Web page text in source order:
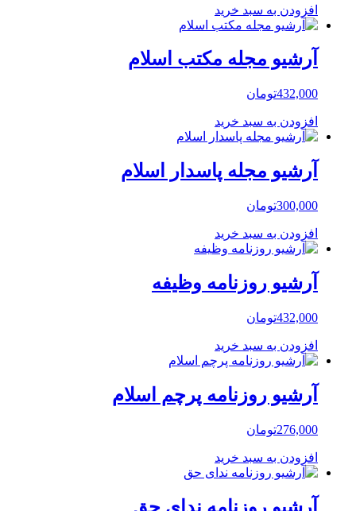
افزودن به سبد خرید
آرشیو مجله مکتب اسلام
432,000تومان
افزودن به سبد خرید
آرشیو مجله پاسدار اسلام
300,000تومان
افزودن به سبد خرید
آرشیو روزنامه وظیفه
432,000تومان
افزودن به سبد خرید
آرشیو روزنامه پرچم اسلام
276,000تومان
افزودن به سبد خرید
آرشیو روزنامه ندای حق